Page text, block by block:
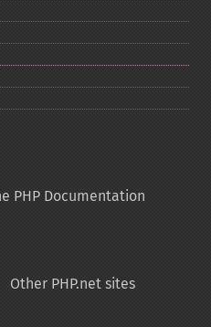
PHP Documentation
Other PHP.net sites